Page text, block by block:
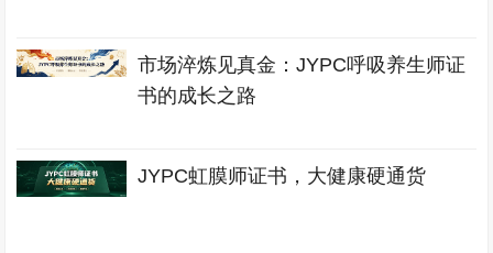
市场淬炼见真金：JYPC呼吸养生师证
书的成长之路
JYPC虹膜师证书，大健康硬通货